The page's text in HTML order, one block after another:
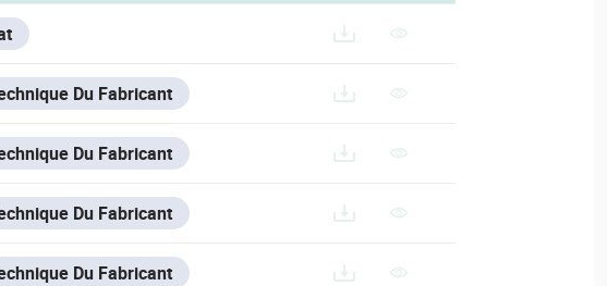
Du Fabricant
Du Fabricant
4130_MANUFACTURER_DATA_SHEET.PDF
Du Fabricant
Du Fabricant